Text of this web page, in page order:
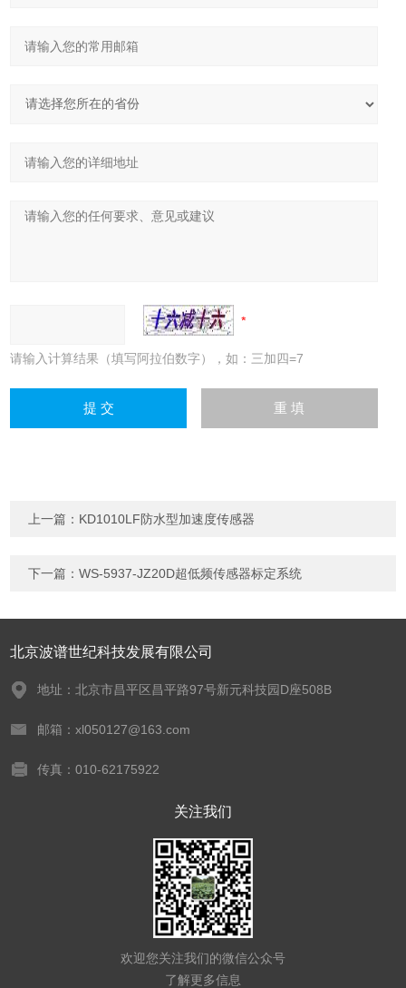
请输入计算结果（填写阿拉伯数字），如：三加四=7
上一篇： KD1010LF防水型加速度传感器
下一篇：WS-5937-JZ20D超低频传感器标定系统
北京波谱世纪科技发展有限公司
地址：北京市昌平区昌平路97号新元科技园D座508B
邮箱：xl050127@163.com
传真：010-62175922
关注我们
欢迎您关注我们的微信公众号
了解更多信息